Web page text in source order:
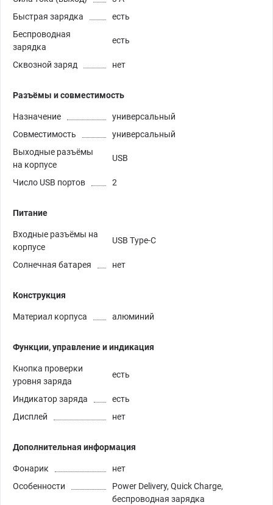
Быстрая зарядка
есть
Беспроводная
зарядка
есть
Сквозной заряд нет
Разъёмы и совместимость
Назначение
универсальный
Совместимость
универсальный
Выходные разъёмы
на корпусе
USB
Число USB портов 2
Питание
Входные разъёмы на
корпусе
USB Type-C
Солнечная батарея нет
Конструкция
Материал корпуса алюминий
Функции, управление и индикация
Кнопка проверки
уровня заряда
есть
Индикатор заряда
есть
Дисплей
нет
Дополнительная информация
Фонарик
нет
Особенности
Power Delivery, Quick Charge,
беспроводная зарядка